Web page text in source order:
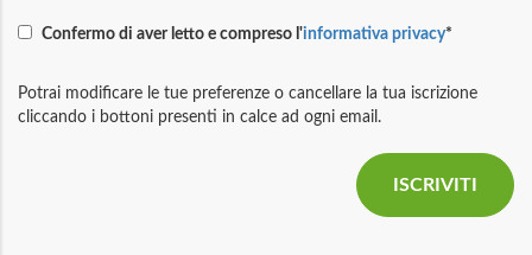
Confermo di aver letto e compreso l'informativa privacy*
Potrai modificare le tue preferenze o cancellare la tua iscrizione
cliccando i bottoni presenti in calce ad ogni email.